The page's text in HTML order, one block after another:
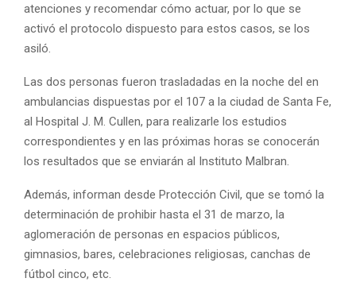
atenciones y recomendar cómo actuar, por lo que se
activó el protocolo dispuesto para estos casos, se los
asiló.
Las dos personas fueron trasladadas en la noche del en
ambulancias dispuestas por el 107 a la ciudad de Santa Fe,
al Hospital J. M. Cullen, para realizarle los estudios
correspondientes y en las próximas horas se conocerán
los resultados que se enviarán al Instituto Malbran.
Además, informan desde Protección Civil, que se tomó la
determinación de prohibir hasta el 31 de marzo, la
aglomeración de personas en espacios públicos,
gimnasios, bares, celebraciones religiosas, canchas de
fútbol cinco, etc.